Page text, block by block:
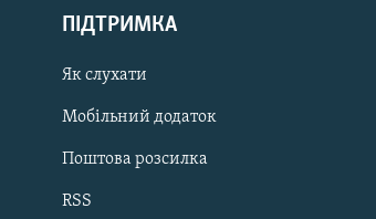
ДОЛУЧАЙСЯ!
ПІДТРИМКА
Як слухати
Мобільний додаток
Поштова розсилка
RSS